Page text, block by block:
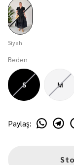
Siyah
Beden
S M
Paylaş: